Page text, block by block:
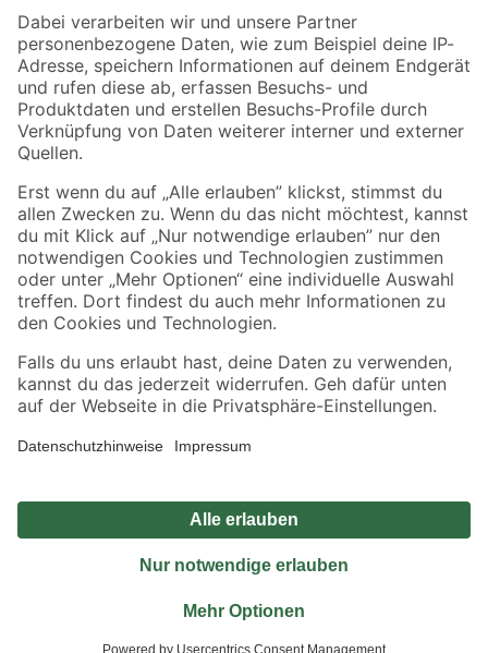
Zahlungsarten Versandarten
Sicher einkaufen
Jetzt die toom-App herunterladen
Alle Preisangaben in EUR inkl. gesetzl. MwSt.. Die dargestellten Angebote sind unter
Umständen nicht in allen Märkten verfügbar. Die angegebenen Verfügbarkeiten beziehen
Produkte nur solange der Vorrat reicht.
*Paketversand ab 59 € versandkostenfrei, gilt nicht für Artikel mit Speditionsversand, hier
Privatsphäre Impressum
Nutzungsbedingungen
Widerrufsrecht
Vertrag widerrufen
© 2026 toom Baumarkt GmbH